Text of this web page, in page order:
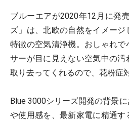
ブルーエアが2020年12月に発
ズ」は、北欧の自然をイメー
特徴の空気清浄機。おしゃれ
サーが目に見えない空気中の汚
取り去ってくれるので、花粉症
Blue 3000シリーズ開発の背景
や使用感を、最新家電に精通す